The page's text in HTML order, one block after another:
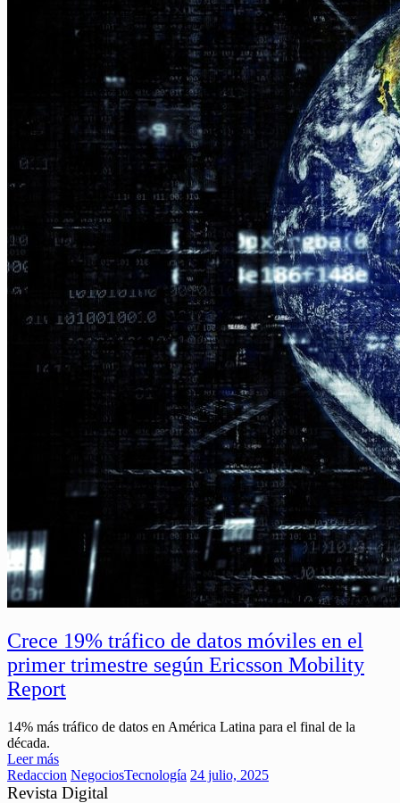
Crece 19% tráfico de datos móviles en el
primer trimestre según Ericsson Mobility
Report
14% más tráfico de datos en América Latina para el final de la
década.
Leer más
Redaccion NegociosTecnología 24 julio, 2025
Revista Digital